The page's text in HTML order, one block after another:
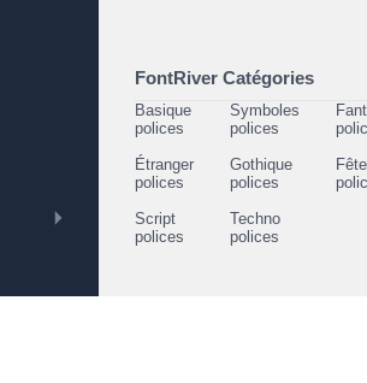
FontRiver Catégories
Basique
polices
Symboles
polices
Étranger
polices
Gothique
polices
Script
polices
Techno
polices